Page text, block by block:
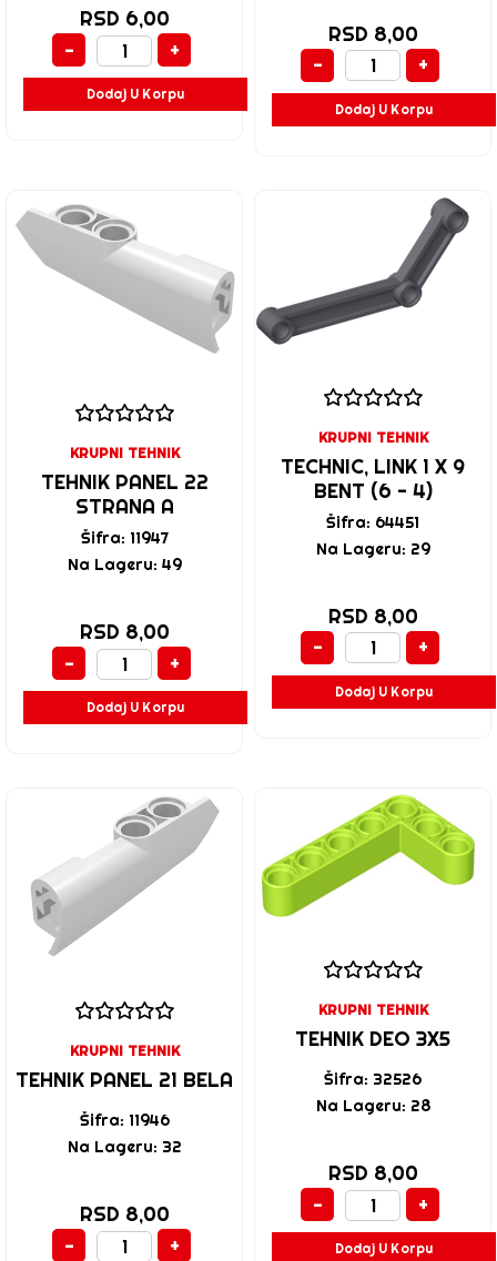
RSD 6,00
-
+
Dodaj U Korpu
RSD 8,00
-
+
Dodaj U Korpu
KRUPNI TEHNIK
TEHNIK PANEL 22
STRANA A
Šifra: 11947
Na Lageru: 49
RSD 8,00
-
+
Dodaj U Korpu
KRUPNI TEHNIK
TECHNIC, LINK 1 X 9
BENT (6 - 4)
Šifra: 64451
Na Lageru: 29
RSD 8,00
-
+
Dodaj U Korpu
KRUPNI TEHNIK
TEHNIK PANEL 21 BELA
Šifra: 11946
Na Lageru: 32
RSD 8,00
-
+
KRUPNI TEHNIK
TEHNIK DEO 3X5
Šifra: 32526
Na Lageru: 28
RSD 8,00
-
+
Dodaj U Korpu